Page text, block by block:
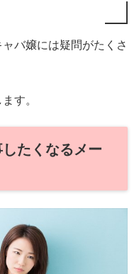
バ嬢には疑問がたくさ
す。
たくなるメー